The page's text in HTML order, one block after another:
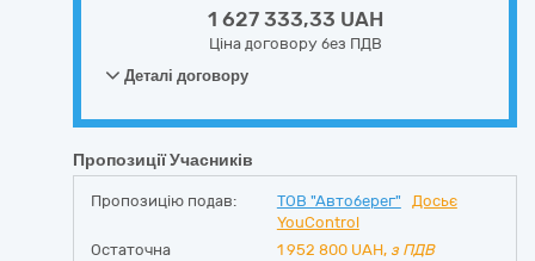
1 627 333,33 UAH
Ціна договору без ПДВ
Деталі договору
Пропозиції Учасників
Пропозицію подав: ТОВ "Автоберег"
Досьє
YouControl
Остаточна
1 952 800 UAH, з ПДВ